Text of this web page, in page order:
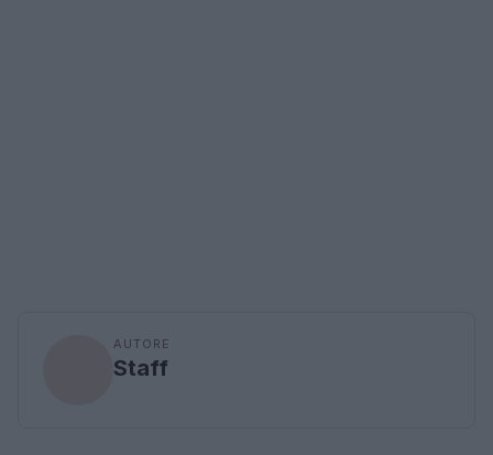
AUTORE
Staff